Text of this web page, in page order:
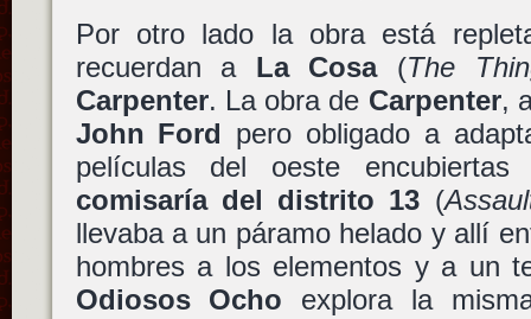
Por otro lado la obra está
recuerdan a La Cosa(The
Carpenter. La obra de Carpenter,
John Ford pero obligado a
películas del oeste
comisaría del distrito 13 (
llevaba a un páramo helado y allí
hombres a los elementos y a un
Odiosos Ocho explora la